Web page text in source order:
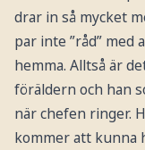
drar in så mycket
par inte ”råd” med
hemma. Alltså är
föräldern och han
när chefen ringer.
kommer att kunna